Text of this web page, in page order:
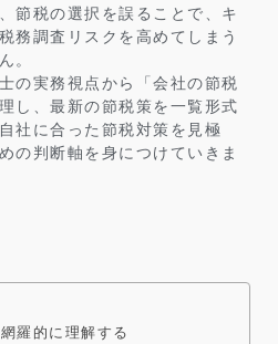
節税の選択を誤ることで、キ
務調査リスクを高めてしまう
。
の実務視点から「会社の節税
し、最新の節税策を一覧形式
社に合った節税対策を見極
の判断軸を身につけていきま
羅的に理解する